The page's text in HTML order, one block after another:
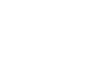
số lượng